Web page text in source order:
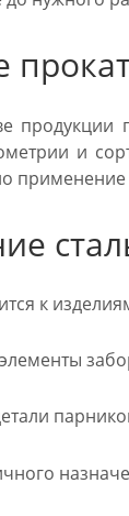
продукции
и
применение
к